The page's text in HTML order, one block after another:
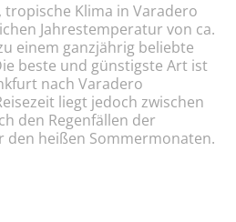
Klima in Varadero
Jahrestemperatur von ca.
einem ganzjährig beliebte
beste und günstigste Art ist
nach Varadero
liegt jedoch zwischen
den Regenfällen der
den heißen Sommermonaten.